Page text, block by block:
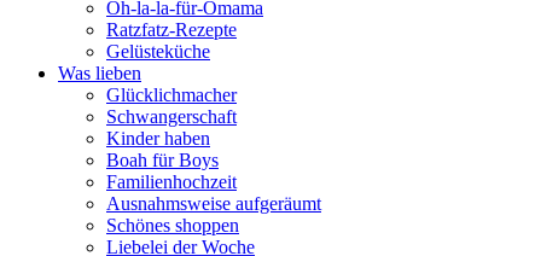
Oh-la-la-für-Omama
Ratzfatz-Rezepte
Gelüsteküche
Was lieben
Glücklichmacher
Schwangerschaft
Kinder haben
Boah für Boys
Familienhochzeit
Ausnahmsweise aufgeräumt
Schönes shoppen
Liebelei der Woche